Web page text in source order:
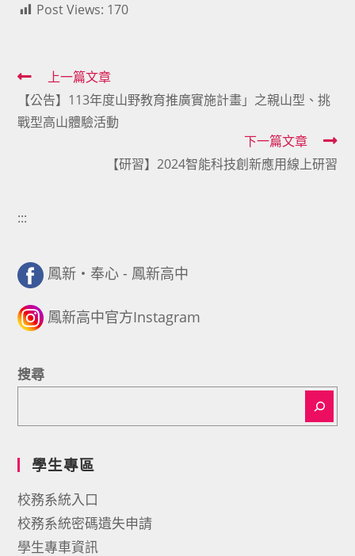
Post Views: 170
Read
more
articles
上一篇文章
【公告】113年度山野教育推廣實施計畫」之親山型、挑
戰型高山體驗活動
下一篇文章
【研習】2024智能科技創新應用線上研習
:::
鳳新・奉心 - 鳳新高中
鳳新高中官方Instagram
搜尋
學生專區
校務系統入口
校務系統密碼遺失申請
學生專車資訊